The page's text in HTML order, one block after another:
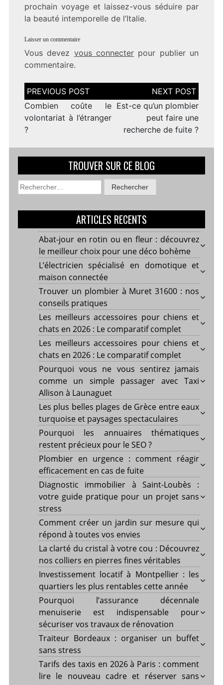
prochain voyage et laissez-vous séduire par
la beauté intemporelle de l’Italie.
Laisser un commentaire
Vous devez vous connecter pour publier un
commentaire.
Navigation
de
l’article
Combien coûte le
volontariat à l’étranger
?
Est-ce qu’un plombier
peut faire une
recherche de fuite ?
TROUVER SUR CE BLOG
Rechercher :
ARTICLES RECENTS
Abat-jour en rotin ou en fleur : découvrez
le meilleur choix pour une déco bohème
L’électricien spécialisé en domotique et
maison connectée
Trouver un plombier à Muret 31600 : nos
conseils pratiques
Les meilleurs accessoires pour chiens et
chats en 2026 : Le comparatif complet
Les meilleurs accessoires pour chiens et
chats en 2026 : Le comparatif complet
Pourquoi vous ne vous sentirez jamais
comme un simple passager avec Taxi
Allison à Launaguet
Les plus belles plages de Grèce entre eaux
turquoise et paysages spectaculaires
Pourquoi les annuaires thématiques
restent précieux pour le SEO ?
Plombier en urgence : comment réagir
efficacement en cas de fuite
Diagnostic immobilier à Saint-Loubès :
votre guide pratique pour un projet sans
stress
Comment créer un jardin sur mesure qui
répond à toutes vos envies
La clarté du cristal à votre cou : Découvrez
nos colliers en pierres fines véritables
Investissement locatif à Montpellier : les
quartiers les plus rentables cette année
Pourquoi l’assurance décennale
menuiserie est indispensable pour
sécuriser vos travaux de rénovation
Traiteur Bordeaux : organiser un buffet
sans stress
Tarifs des taxis en 2026 à Paris : comment
lire le nouveau cadre et réserver sans